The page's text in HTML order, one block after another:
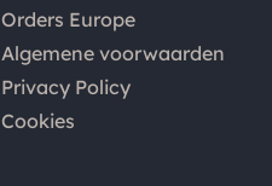
Orders Europe
Algemene voorwaarden
Privacy Policy
Cookies